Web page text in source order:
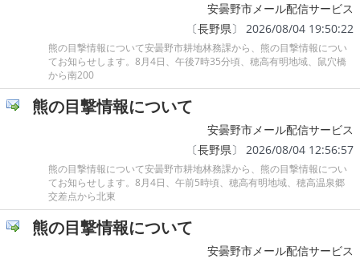
安曇野市メール配信サービス
〔長野県〕 2026/08/04 19:50:22
熊の目撃情報について安曇野市耕地林務課から、熊の目撃情報につい
てお知らせします。8月4日、午後7時35分頃、穂高有明地域、鼠穴橋
から南200
熊の目撃情報について
安曇野市メール配信サービス
〔長野県〕 2026/08/04 12:56:57
熊の目撃情報について安曇野市耕地林務課から、熊の目撃情報につい
てお知らせします。8月4日、午前5時頃、穂高有明地域、穂高温泉郷
交差点から北東
熊の目撃情報について
安曇野市メール配信サービス